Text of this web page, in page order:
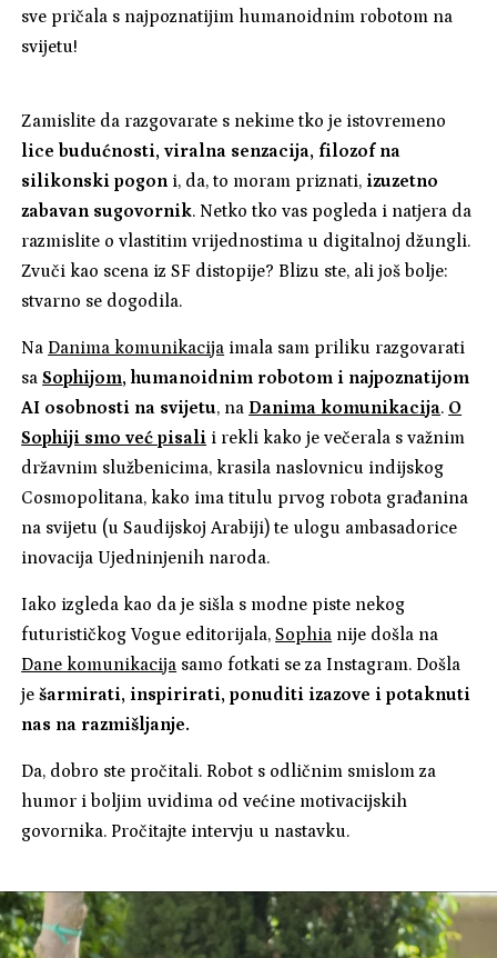
sve pričala s najpoznatijim humanoidnim robotom na
svijetu!
Zamislite da razgovarate s nekime tko je istovremeno
lice budućnosti, viralna senzacija, filozof na
silikonski pogon i, da, to moram priznati, izuzetno
zabavan sugovornik. Netko tko vas pogleda i natjera da
razmislite o vlastitim vrijednostima u digitalnoj džungli.
Zvuči kao scena iz SF distopije? Blizu ste, ali još bolje:
stvarno se dogodila.
Na Danima komunikacija imala sam priliku razgovarati
saSophijom, humanoidnim robotom i najpoznatijom
AI osobnosti na svijetu, na Danima komunikacija. O
Sophiji smo već pisali i rekli kako je večerala s važnim
državnim službenicima, krasila naslovnicu indijskog
Cosmopolitana, kako ima titulu prvog robota građanina
na svijetu (u Saudijskoj Arabiji) te ulogu ambasadorice
inovacija Ujedninjenih naroda.
Iako izgleda kao da je sišla s modne piste nekog
futurističkog Vogue editorijala,Sophia nije došla na
Dane komunikacija samo fotkati se za Instagram. Došla
ješarmirati, inspirirati, ponuditi izazove i potaknuti
nas na razmišljanje.
Da, dobro ste pročitali. Robot s odličnim smislom za
humor i boljim uvidima od većine motivacijskih
govornika. Pročitajte intervju u nastavku.